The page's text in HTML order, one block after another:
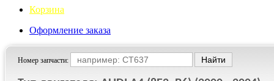
Корзина
Оформление заказа
Номер запчасти: